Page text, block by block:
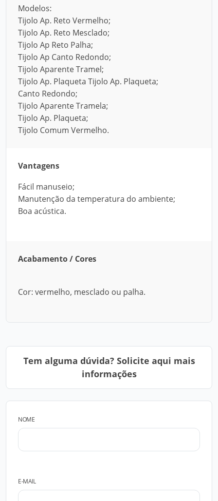
Modelos:
Tijolo Ap. Reto Vermelho;
Tijolo Ap. Reto Mesclado;
Tijolo Ap Reto Palha;
Tijolo Ap Canto Redondo;
Tijolo Aparente Tramel;
Tijolo Ap. Plaqueta Tijolo Ap. Plaqueta;
Canto Redondo;
Tijolo Aparente Tramela;
Tijolo Ap. Plaqueta;
Tijolo Comum Vermelho.
Vantagens
Fácil manuseio;
Manutenção da temperatura do ambiente;
Boa acústica.
Acabamento / Cores
Cor: vermelho, mesclado ou palha.
Tem alguma dúvida? Solicite aqui mais
informações
NOME
E-MAIL